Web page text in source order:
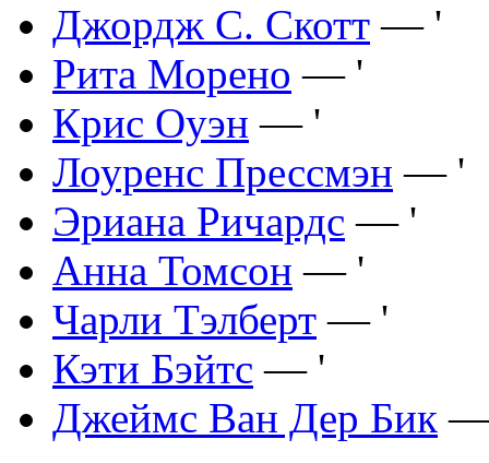
Джордж С. Скотт — '
Рита Морено — '
Крис Оуэн — '
Лоуренс Прессмэн — '
Эриана Ричардс — '
Анна Томсон — '
Чарли Тэлберт — '
Кэти Бэйтс — '
Джеймс Ван Дер Бик